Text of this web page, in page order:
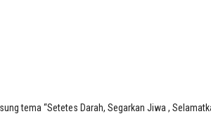
tema “Setetes Darah, Segarkan Jiwa ,